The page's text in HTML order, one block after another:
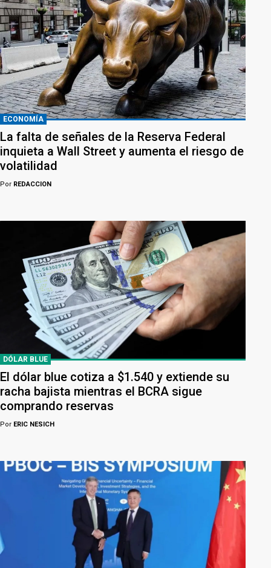
ECONOMÍA
La falta de señales de la Reserva Federal
inquieta a Wall Street y aumenta el riesgo de
volatilidad
Por REDACCION
DÓLAR BLUE
El dólar blue cotiza a $1.540 y extiende su
racha bajista mientras el BCRA sigue
comprando reservas
Por ERIC NESICH